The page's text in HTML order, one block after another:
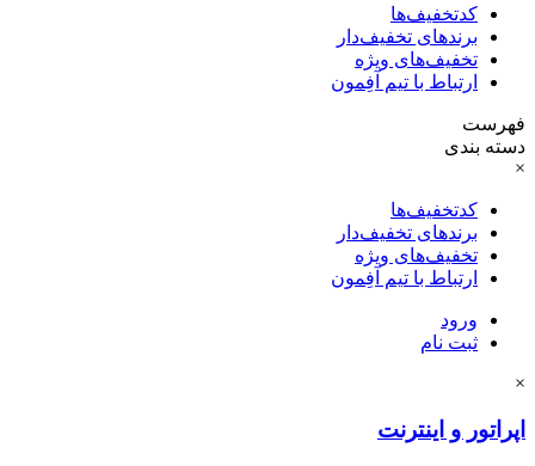
کدتخفیف‌ها
برندهای تخفیف‌دار
تخفیف‌های ویژه
ارتباط با تیم آفِمون
فهرست
دسته بندی
×
کدتخفیف‌ها
برندهای تخفیف‌دار
تخفیف‌های ویژه
ارتباط با تیم آفِمون
ورود
ثبت نام
×
اپراتور و اینترنت